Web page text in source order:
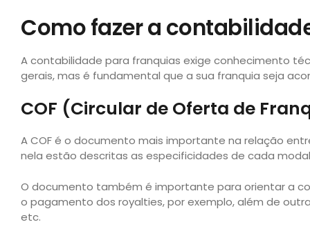
Como fazer a
A contabilidade para franquias exige conhecimento
gerais, mas é fundamental que a sua franquia seja
COF (Circular de Oferta de
A COF é o documento mais importante na relação
nela estão descritas as especificidades de cada
O documento também é importante para orientar a
o pagamento dos royalties, por exemplo, além de
etc.